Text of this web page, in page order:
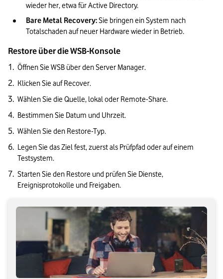
wieder her, etwa für Active Directory.
Bare Metal Recovery: Sie bringen ein System nach
Totalschaden auf neuer Hardware wieder in Betrieb.
Restore über die WSB-Konsole
Öffnen Sie WSB über den Server Manager.
Klicken Sie auf Recover.
Wählen Sie die Quelle, lokal oder Remote-Share.
Bestimmen Sie Datum und Uhrzeit.
Wählen Sie den Restore-Typ.
Legen Sie das Ziel fest, zuerst als Prüfpfad oder auf einem
Testsystem.
Starten Sie den Restore und prüfen Sie Dienste,
Ereignisprotokolle und Freigaben.